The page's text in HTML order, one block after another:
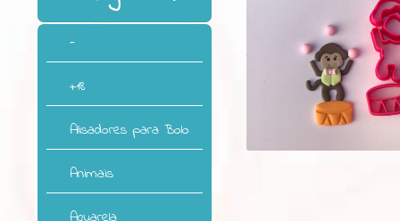
-
+18
Alisadores para Bolo
Animais